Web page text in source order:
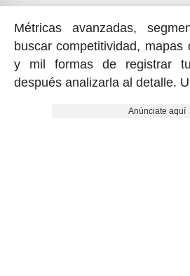
Métricas avanzadas,
buscar competitividad, mapas
y mil formas de registrar
después analizarla al detalle.
Anúnciate aquí